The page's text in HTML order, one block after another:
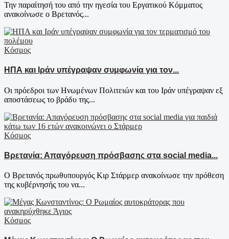
Την παραίτησή του από την ηγεσία του Εργατικού Κόμματος
ανακοίνωσε ο Βρετανός...
Κόσμος
ΗΠΑ και Ιράν υπέγραψαν συμφωνία για τον...
Οι πρόεδροι των Ηνωμένων Πολιτειών και του Ιράν υπέγραψαν εξ
αποστάσεως το βράδυ της...
Κόσμος
Βρετανία: Απαγόρευση πρόσβασης στα social media...
Ο Βρετανός πρωθυπουργός Κιρ Στάρμερ ανακοίνωσε την πρόθεση
της κυβέρνησής του να...
Κόσμος